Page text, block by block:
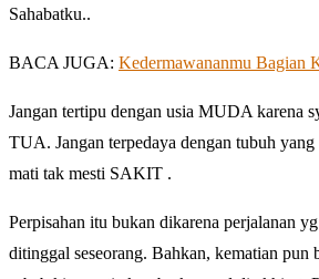
Sahabatku..
BACA JUGA: Kedermawananmu Bagian
Jangan tertipu dengan usia MUDA karena
TUA. Jangan terpedaya dengan tubuh
mati tak mesti SAKIT .
Perpisahan itu bukan dikarena perjalanan
ditinggal seseorang. Bahkan, kematian pun